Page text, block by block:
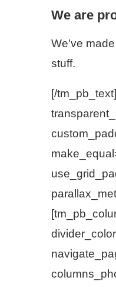
We are
We’ve
stuff.
[/